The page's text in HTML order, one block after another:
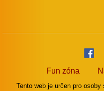
Fun zóna
Tento web je určen pro